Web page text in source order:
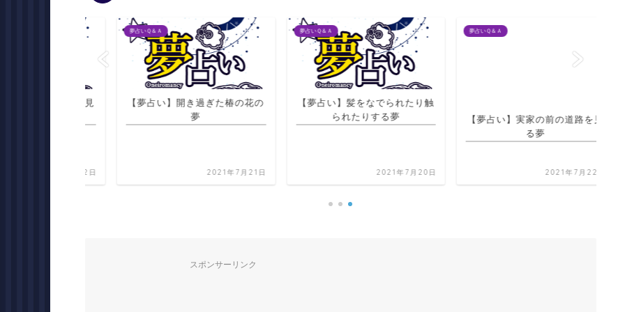
夢占いＱ＆Ａ
【夢占い】開き過ぎた椿の花の
2021年7月21日
夢占いＱ＆Ａ
【夢占い】髪をなでられたり触
られたりする夢
2021年7月20日
夢占いＱ＆Ａ
る夢
2021年7月22日
スポンサーリンク